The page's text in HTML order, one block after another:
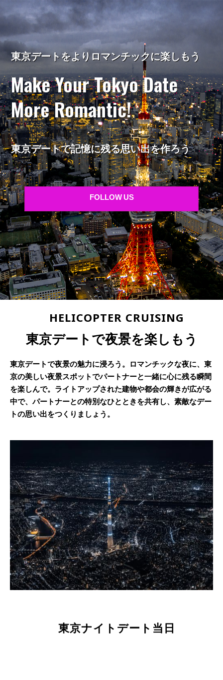
東京デートをよりロマンチックに楽しもう
Make Your Tokyo Date
More Romantic!
東京デートで記憶に残る思い出を作ろう
FOLLOW US
HELICOPTER CRUISING
東京デートで夜景を楽しもう
東京デートで夜景の魅力に浸ろう。ロマンチックな夜に、東
京の美しい夜景スポットでパートナーと一緒に心に残る瞬間
を楽しんで。ライトアップされた建物や都会の輝きが広がる
中で、パートナーとの特別なひとときを共有し、素敵なデー
トの思い出をつくりましょう。
東京ナイトデート当日